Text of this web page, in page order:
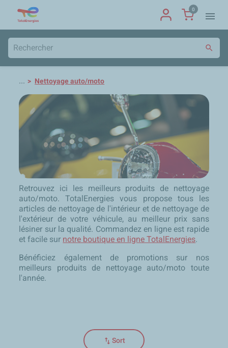
0
menu
search
... Nettoyage auto/moto
Retrouvez ici les meilleurs produits de nettoyage
auto/moto. TotalEnergies vous propose tous les
articles de nettoyage de l'intérieur et de nettoyage de
l'extérieur de votre véhicule, au meilleur prix sans
lésiner sur la qualité. Commandez en ligne est rapide
et facile sur notre boutique en ligne TotalEnergies.
Bénéficiez également de promotions sur nos
meilleurs produits de nettoyage auto/moto toute
l'année.
swap_vert Sort